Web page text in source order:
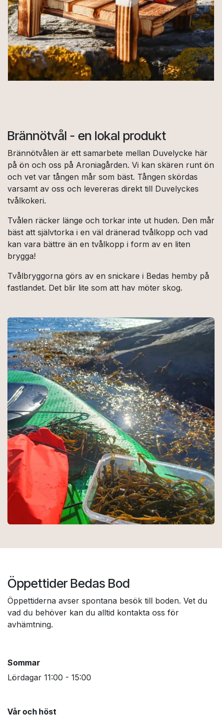
Brännötvål - en lokal produkt
Brännötvålen är ett samarbete mellan Duvelycke här
på ön och oss på Aroniagården. Vi kan skären runt ön
och vet var tången mår som bäst. Tången skördas
varsamt av oss och levereras direkt till Duvelyckes
tvålkokeri.
Tvålen räcker länge och torkar inte ut huden. Den mår
bäst att självtorka i en väl dränerad tvålkopp och vad
kan vara bättre än en tvålkopp i form av en liten
brygga!
Tvålbryggorna görs av en snickare i Bedas hemby på
fastlandet. Det blir lite som att hav möter skog.
Öppettider Bedas Bod
Öppettiderna avser spontana besök till boden. Vet du
vad du behöver kan du alltid kontakta oss för
avhämtning.
Sommar
Lördagar 11:00 - 15:00
Vår och höst